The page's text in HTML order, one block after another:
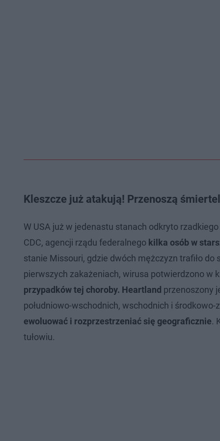
Kleszcze już atakują! Przenoszą
W USA już w jedenastu stanach odkryto
CDC, agencji rządu federalnego kilka osób w
stanie Missouri, gdzie dwóch mężczyzn trafiło do
pierwszych zakażeniach, wirusa potwierdzono w
przypadków tej choroby. Heartland przenoszony
południowo-wschodnich, wschodnich i
ewoluować i rozprzestrzeniać się geograficznie.
tułowiu.